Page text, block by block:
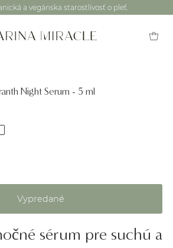
a vegánska starostlivosť o pleť.
Night Serum - 5 ml
sérum pre suchú a